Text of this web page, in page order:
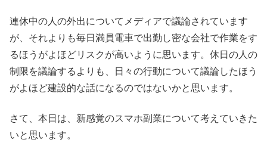
連休中の人の外出についてメディアで議論されています
が、それよりも毎日満員電車で出勤し密な会社で作業をす
るほうがよほどリスクが高いように思います。休日の人の
制限を議論するよりも、日々の行動について議論したほう
がよほど建設的な話になるのではないかと思います。
さて、本日は、新感覚のスマホ副業について考えていきた
いと思います。